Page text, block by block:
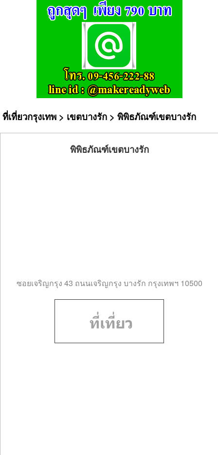
ที่เที่ยวกรุงเทพ > เขตบางรัก > พิพิธภัณฑ์เขตบางรัก
พิพิธภัณฑ์เขตบางรัก
ซอยเจริญกรุง 43 ถนนเจริญกรุง บางรัก กรุงเทพฯ 10500